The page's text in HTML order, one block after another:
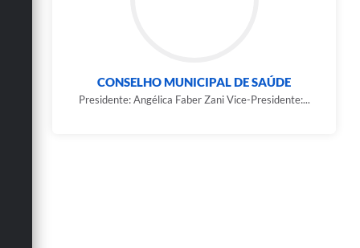
CONSELHO MUNICIPAL DE SAÚDE
Presidente: Angélica Faber Zani Vice-Presidente:...